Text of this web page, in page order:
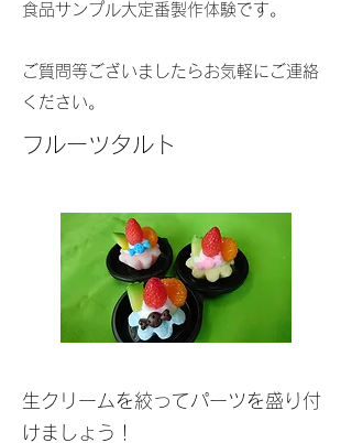
食品サンプル大定番製作体験です。
​ご質問等ございましたらお気軽にご連絡
ください。
​​フルーツタルト
​​生クリームを絞ってパーツを盛り付
けましょう！